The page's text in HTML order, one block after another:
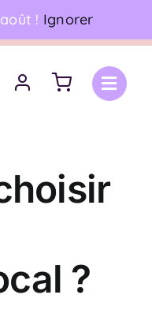
! Ignorer
à domicile
?